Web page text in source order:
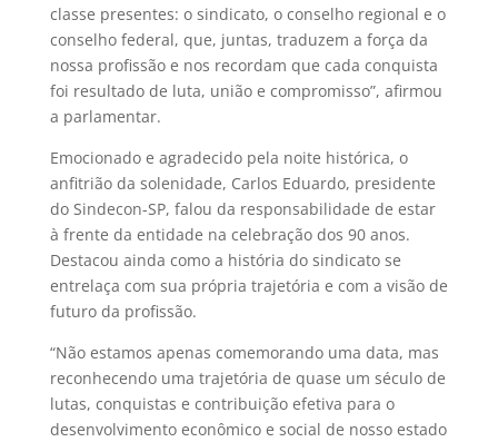
classe presentes: o sindicato, o conselho regional e o
conselho federal, que, juntas, traduzem a força da
nossa profissão e nos recordam que cada conquista
foi resultado de luta, união e compromisso”, afirmou
a parlamentar.
Emocionado e agradecido pela noite histórica, o
anfitrião da solenidade, Carlos Eduardo, presidente
do Sindecon-SP, falou da responsabilidade de estar
à frente da entidade na celebração dos 90 anos.
Destacou ainda como a história do sindicato se
entrelaça com sua própria trajetória e com a visão de
futuro da profissão.
“Não estamos apenas comemorando uma data, mas
reconhecendo uma trajetória de quase um século de
lutas, conquistas e contribuição efetiva para o
desenvolvimento econômico e social de nosso estado